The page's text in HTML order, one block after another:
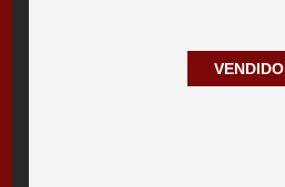
VENDIDO